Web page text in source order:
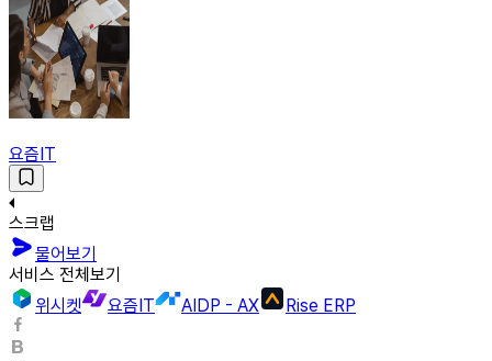
요즘IT
스크랩
물어보기
서비스 전체보기
위시켓
요즘IT AIDP - AX Rise ERP